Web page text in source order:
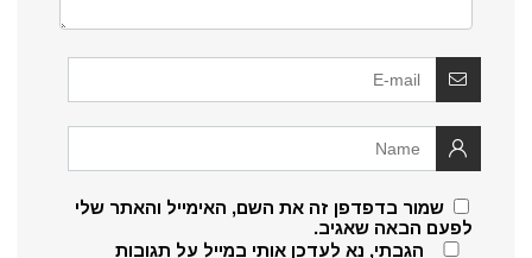
שמור בדפדפן זה את השם, האימייל והאתר שלי
לפעם הבאה שאגיב.
הגבתי, נא לעדכן אותי במייל על תגובות